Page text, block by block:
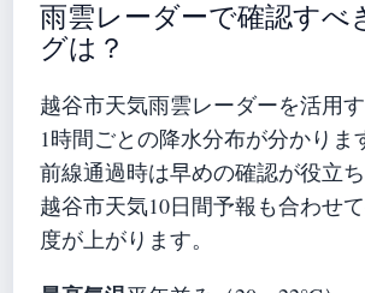
雨雲レーダーで確認すべ
グは？
越谷市天気雨雲レーダーを活用す
1時間ごとの降水分布が分かりま
前線通過時は早めの確認が役立ち
越谷市天気10日間予報も合わせ
度が上がります。